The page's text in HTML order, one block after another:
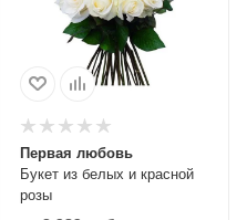
Букет из белых и красной
розы
Первая любовь